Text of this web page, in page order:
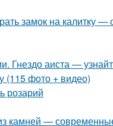
замок на калитку —
Гнездо аиста —
(115 фото + видео)
розарий
камней —